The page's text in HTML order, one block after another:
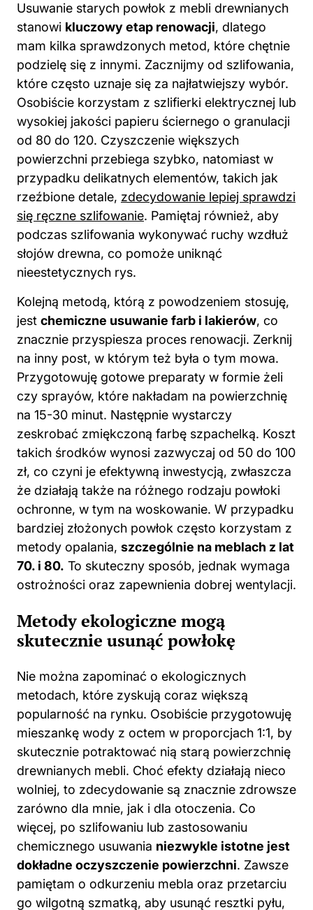
Usuwanie starych powłok z mebli drewnianych
stanowi kluczowy etap renowacji, dlatego
mam kilka sprawdzonych metod, które chętnie
podzielę się z innymi. Zacznijmy od szlifowania,
które często uznaje się za najłatwiejszy wybór.
Osobiście korzystam z szlifierki elektrycznej lub
wysokiej jakości papieru ściernego o granulacji
od 80 do 120. Czyszczenie większych
powierzchni przebiega szybko, natomiast w
przypadku delikatnych elementów, takich jak
rzeźbione detale, zdecydowanie lepiej sprawdzi
się ręczne szlifowanie. Pamiętaj również, aby
podczas szlifowania wykonywać ruchy wzdłuż
słojów drewna, co pomoże uniknąć
nieestetycznych rys.
Kolejną metodą, którą z powodzeniem stosuję,
jest chemiczne usuwanie farb i lakierów, co
znacznie przyspiesza proces renowacji. Zerknij
na inny post, w którym też była o tym mowa.
Przygotowuję gotowe preparaty w formie żeli
czy sprayów, które nakładam na powierzchnię
na 15-30 minut. Następnie wystarczy
zeskrobać zmiękczoną farbę szpachelką. Koszt
takich środków wynosi zazwyczaj od 50 do 100
zł, co czyni je efektywną inwestycją, zwłaszcza
że działają także na różnego rodzaju powłoki
ochronne, w tym na woskowanie. W przypadku
bardziej złożonych powłok często korzystam z
metody opalania, szczególnie na meblach z lat
70. i 80. To skuteczny sposób, jednak wymaga
ostrożności oraz zapewnienia dobrej wentylacji.
Metody ekologiczne mogą
skutecznie usunąć powłokę
Nie można zapominać o ekologicznych
metodach, które zyskują coraz większą
popularność na rynku. Osobiście przygotowuję
mieszankę wody z octem w proporcjach 1:1, by
skutecznie potraktować nią starą powierzchnię
drewnianych mebli. Choć efekty działają nieco
wolniej, to zdecydowanie są znacznie zdrowsze
zarówno dla mnie, jak i dla otoczenia. Co
więcej, po szlifowaniu lub zastosowaniu
chemicznego usuwania niezwykle istotne jest
dokładne oczyszczenie powierzchni. Zawsze
pamiętam o odkurzeniu mebla oraz przetarciu
go wilgotną szmatką, aby usunąć resztki pyłu,